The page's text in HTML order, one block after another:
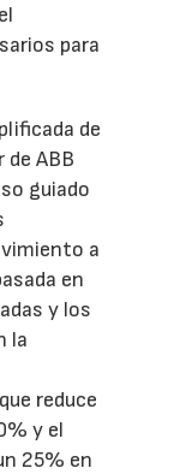
para
de
ABB
guiado
a
en
y los
la
reduce
y el
25% en